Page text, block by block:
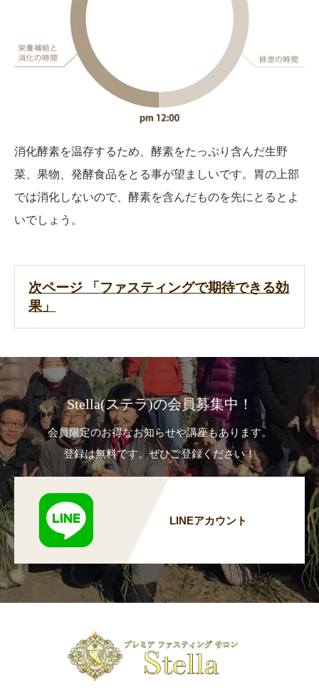
消化酵素を温存するため、酵素をたっぷり含んだ生野
菜、果物、発酵食品をとる事が望ましいです。胃の上部
では消化しないので、酵素を含んだものを先にとるとよ
いでしょう。
次ページ 「ファスティングで期待できる効
果」
Stella(ステラ)の会員募集中！
会員限定のお得なお知らせや講座もあります。
登録は無料です。ぜひご登録ください！
LINEアカウント